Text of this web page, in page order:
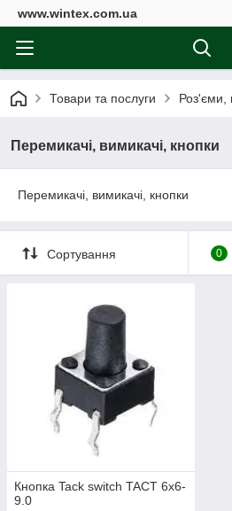
www.wintex.com.ua
Товари та послуги Роз'єми,
Перемикачі, вимикачі, кнопки
Перемикачі, вимикачі, кнопки
Сортування 0
Кнопка Tack switch TACT 6x6-
9.0